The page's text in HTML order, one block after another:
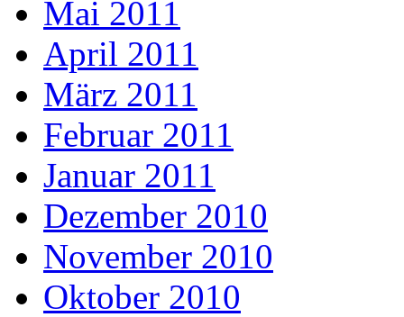
Mai 2011
April 2011
März 2011
Februar 2011
Januar 2011
Dezember 2010
November 2010
Oktober 2010